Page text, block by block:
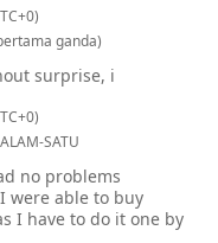
ganda)
surprise, i
SATU
no problems
were able to buy
I have to do it one by